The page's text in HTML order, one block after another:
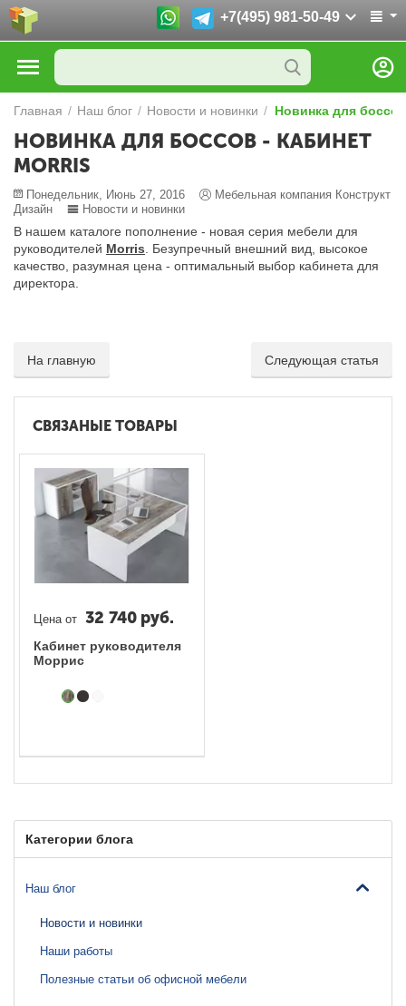
+7(495) 981-50-49
Главная / Наш блог / Новости и новинки / Новинка для
НОВИНКА ДЛЯ БОССОВ - КАБИНЕТ
MORRIS
Понедельник, Июнь 27, 2016
Мебельная компания Конструкт
Дизайн
Новости и новинки
В нашем каталоге пополнение - новая серия мебели для
руководителей Morris . Безупречный внешний вид, высокое
качество, разумная цена - оптимальный выбор кабинета для
директора.
На главную Следующая статья
СВЯЗАНЫЕ ТОВАРЫ
Цена от 32 740 руб.
Кабинет руководителя
Моррис
Категории блога
Наш блог
Новости и новинки
Наши работы
Полезные статьи об офисной мебели